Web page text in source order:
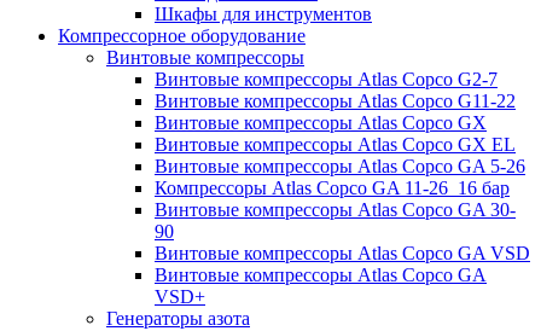
Шкафы для инструментов
Компрессорное оборудование
Винтовые компрессоры
Винтовые компрессоры Atlas Copco G2-7
Винтовые компрессоры Atlas Copco G11-22
Винтовые компрессоры Atlas Copco GX
Винтовые компрессоры Atlas Copco GX EL
Винтовые компрессоры Atlas Copco GA 5-26
Компрессоры Atlas Copco GA 11-26_16 бар
Винтовые компрессоры Atlas Copco GA 30-
90
Винтовые компрессоры Atlas Copco GA VSD
Винтовые компрессоры Atlas Copco GA
VSD+
Генераторы азота